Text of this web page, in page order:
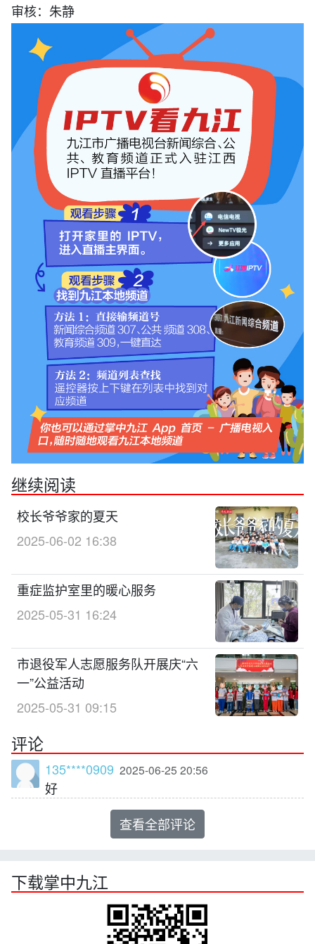
审核：朱静
继续阅读
校长爷爷家的夏天
2025-06-02 16:38
重症监护室里的暖心服务
2025-05-31 16:24
市退役军人志愿服务队开展庆“六
一”公益活动
2025-05-31 09:15
评论
135****0909 2025-06-25 20:56
好
查看全部评论
下载掌中九江